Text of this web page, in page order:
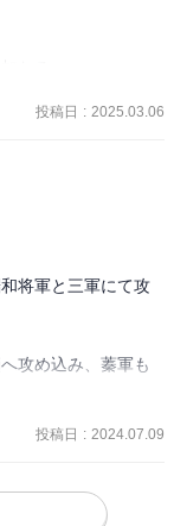
抜くために昌平君
安から進路を変え
投稿日 : 2025.03.06
将軍と三軍にて攻
攻め込み、蓁軍も
投稿日 : 2024.07.09